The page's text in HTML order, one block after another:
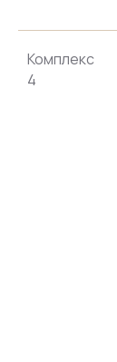
Комплекс
4